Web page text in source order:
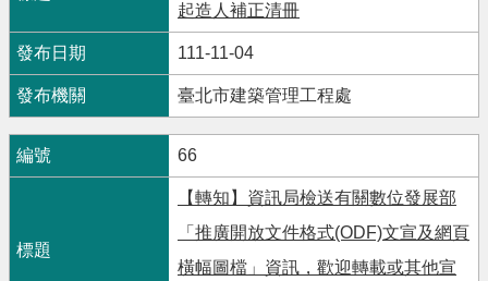
起造人補正清冊
111-11-04
臺北市建築管理工程處
66
【轉知】資訊局檢送有關數位發展部
「推廣開放文件格式(ODF)文宣及網頁
橫幅圖檔」資訊，歡迎轉載或其他宣